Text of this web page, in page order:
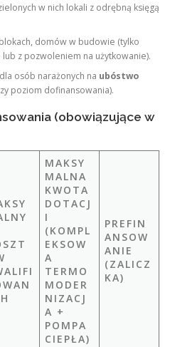
w nich lokali z odrębną księgą
domów w budowie (tylko
lub z pozwoleniem na użytkowanie).
osób narażonych na ubóstwo
poziom dofinansowania).
(obowiązujące w
MAKSY
MALNA
KWOTA
DOTACJ
I
(KOMPL
EKSOW
A
TERMO
MODER
NIZACJ
A +
POMPA
CIEPŁA)
PREFIN
ANSOW
ANIE
(ZALICZ
KA)